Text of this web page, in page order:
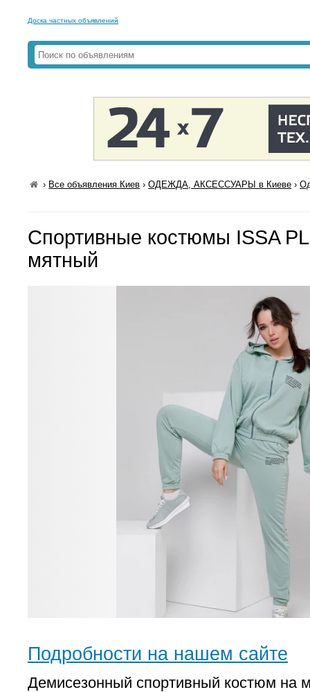
Доска частных объявлений
› Все объявления Киев ›ОДЕЖДА, АКСЕССУАРЫ в Киеве ›
Спортивные костюмы ISSA
мятный
Подробности на нашем сайте
Демисезонный спортивный костюм на